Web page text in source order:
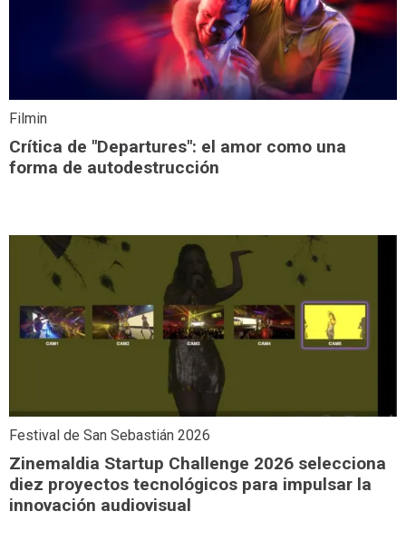
Filmin
Crítica de "Departures": el amor como una
forma de autodestrucción
Festival de San Sebastián 2026
Zinemaldia Startup Challenge 2026 selecciona
diez proyectos tecnológicos para impulsar la
innovación audiovisual